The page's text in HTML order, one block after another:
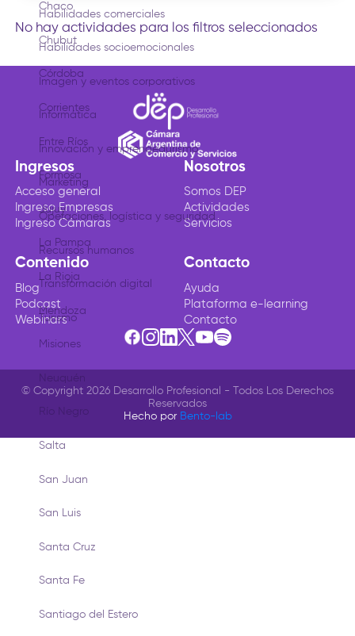
Habilidades comerciales
Habilidades socioemocionales
Imagen y eventos corporativos
Informática
Innovación y emprendedurismo
Marketing
Operaciones, logística y seguridad
Recursos humanos
Transformación digital
Turismo
Chaco
Chubut
Córdoba
Corrientes
Entre Ríos
Formosa
Jujuy
La Pampa
La Rioja
Mendoza
Misiones
Neuquén
Río Negro
Salta
San Juan
San Luis
Santa Cruz
Santa Fe
Santiago del Estero
No hay actividades para los filtros seleccionados
Ingresos
Acceso general
Ingreso Empresas
Ingreso Cámaras
Nosotros
Somos DEP
Actividades
Servicios
Contenido
Blog
Podcast
Webinars
Contacto
Ayuda
Plataforma e-learning
Contacto
© Copyright 2026 Desarrollo Profesional - Todos Los Derechos
Reservados
Hecho por Bento-lab